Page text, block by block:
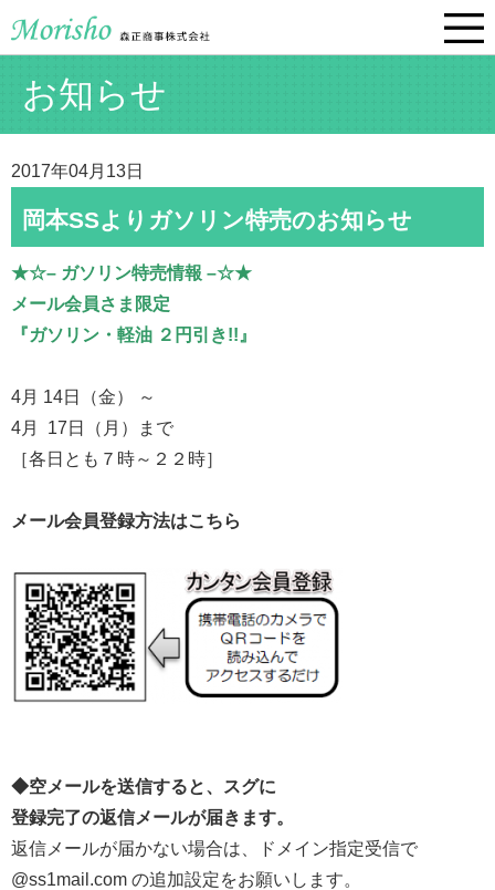
お知らせ
2017年04月13日
岡本SSよりガソリン特売のお知らせ
★☆– ガソリン特売情報 –☆★
メール会員さま限定
『ガソリン・軽油 ２円引き!!』
4月 14日（金） ～
4月 17日（月）まで
［各日とも７時～２２時］
メール会員登録方法はこちら
◆空メールを送信すると、スグに
登録完了の返信メールが届きます。
返信メールが届かない場合は、ドメイン指定受信で
@ss1mail.com の追加設定をお願いします。